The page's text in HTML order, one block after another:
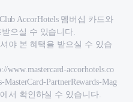
AccorHotels 멤버십 카드와
으실 수 있습니다.
야 본 혜택을 받으실 수 있습
accorhotels.co
PartnerRewards-Mag
에서 확인하실 수 있습니다.